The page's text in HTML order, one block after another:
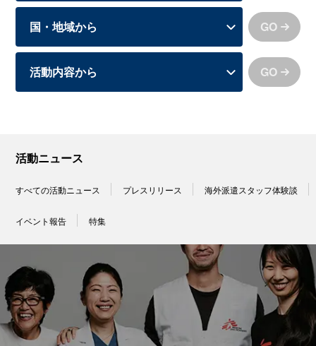
GO
GO
活動ニュース
すべての活動ニュース プレスリリース 海外派遣スタッフ体験談
イベント報告 特集